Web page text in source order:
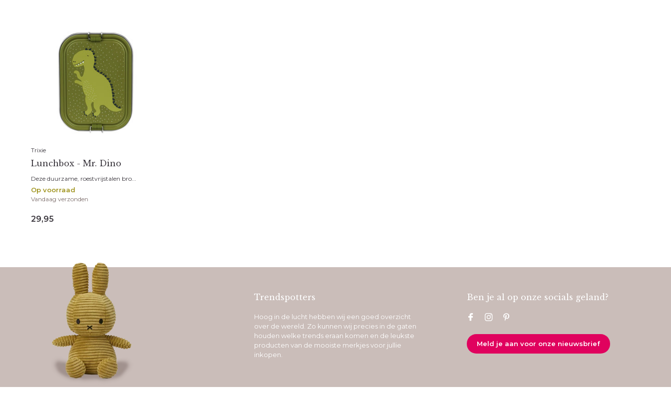
Trixie
Lunchbox - Mr. Dino
Deze duurzame, roestvrijstalen bro...
Op voorraad
Vandaag verzonden
29,95
Trendspotters
Hoog in de lucht hebben wij een goed overzicht
over de wereld. Zo kunnen wij precies in de gaten
houden welke trends eraan komen en de leukste
producten van de mooiste merkjes voor jullie
inkopen.
Ben je al op onze socials geland?
Meld je aan voor onze nieuwsbrief